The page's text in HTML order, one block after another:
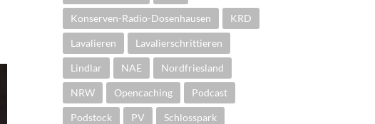
Konserven-Radio-Dosenhausen KRD
Lavalieren Lavalierschrittieren
Lindlar NAE Nordfriesland
NRW Opencaching Podcast
Podstock PV Schlosspark